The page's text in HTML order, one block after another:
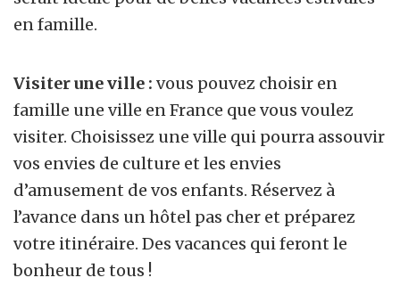
en famille.
Visiter une ville : vous pouvez choisir en
famille une ville en France que vous voulez
visiter. Choisissez une ville qui pourra assouvir
vos envies de culture et les envies
d’amusement de vos enfants. Réservez à
l’avance dans un hôtel pas cher et préparez
votre itinéraire. Des vacances qui feront le
bonheur de tous !